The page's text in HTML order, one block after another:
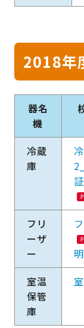
2018年
器名
機
冷蔵
庫
フリ
ーザ
ー
室温
保管
庫